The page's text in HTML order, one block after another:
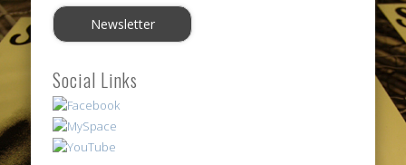
Social Links